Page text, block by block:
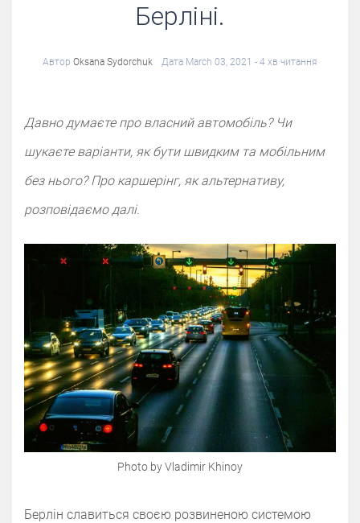
Берліні.
Автор Oksana Sydorchuk Дата March 03, 2021 - 4 хв читання
Давно думаєте про власний автомобіль? Чи
шукаєте варіанти, як бути швидким та мобільним
без нього? Про каршерінг, як альтернативу,
розповідаємо далі.
Photo by Vladimir Khinoy
Берлін славиться своєю розвиненою системою